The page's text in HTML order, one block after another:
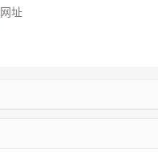
网址